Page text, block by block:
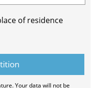
of residence
Your data will not be